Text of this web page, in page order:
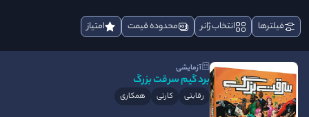
فیلترها انتخاب ژانر محدوده قیمت امتیاز
آزمایشی
برد گیم سرقت بزرگ
رقابتی کارتی همکاری